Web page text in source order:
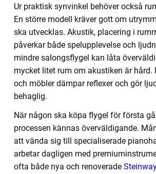
Ur praktisk synvinkel behöver också
En större modell kräver gott om
ska utvecklas. Akustik, placering i
påverkar både spelupplevelse och
mindre salongsflygel kan låta
mycket litet rum om akustiken är hård.
och möbler dämpar reflexer och gör
behaglig.
När någon ska köpa flygel för första
processen kännas överväldigande.
att vända sig till specialiserade
arbetar dagligen med
ofta både nya och renoverade